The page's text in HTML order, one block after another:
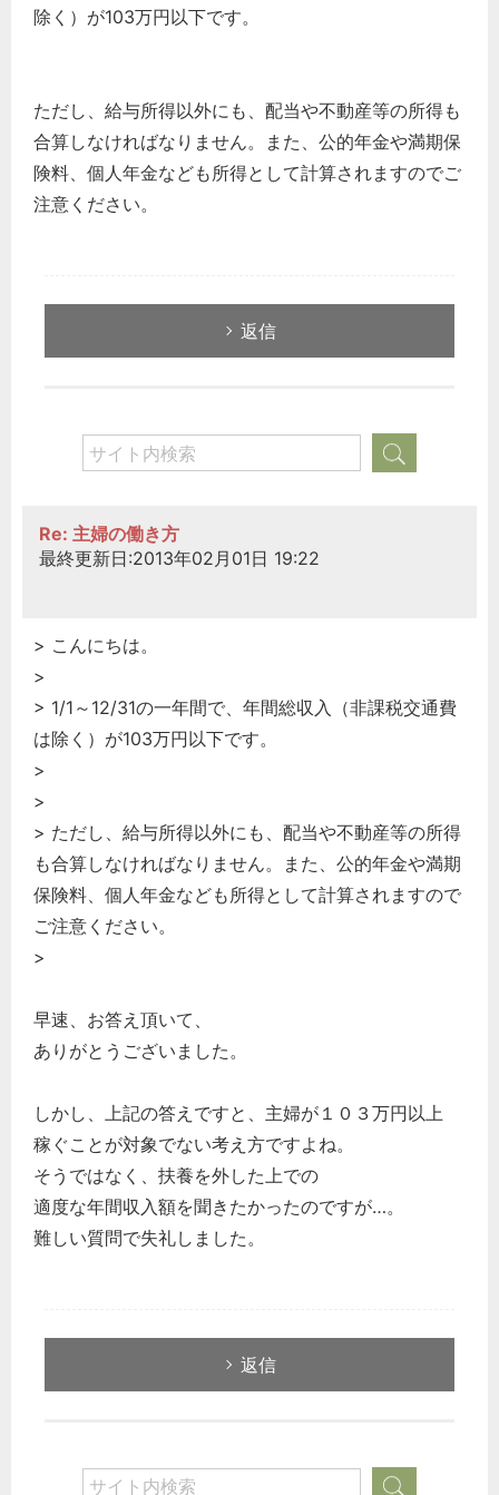
除く）が103万円以下です。
ただし、給与所得以外にも、配当や不動産等の所得も
合算しなければなりません。また、公的年金や満期保
険料、個人年金なども所得として計算されますのでご
注意ください。
返信
Re: 主婦の働き方
最終更新日:2013年02月01日 19:22
> こんにちは。
>
> 1/1～12/31の一年間で、年間総収入（非課税交通費
は除く）が103万円以下です。
>
>
> ただし、給与所得以外にも、配当や不動産等の所得
も合算しなければなりません。また、公的年金や満期
保険料、個人年金なども所得として計算されますので
ご注意ください。
>
早速、お答え頂いて、
ありがとうございました。
しかし、上記の答えですと、主婦が１０３万円以上
稼ぐことが対象でない考え方ですよね。
そうではなく、扶養を外した上での
適度な年間収入額を聞きたかったのですが…。
難しい質問で失礼しました。
返信